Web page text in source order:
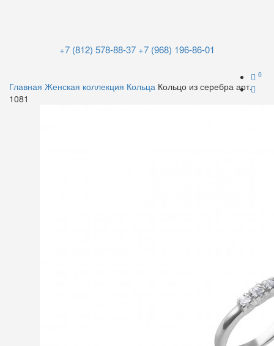
+7 (812) 578-88-37 +7 (968) 196-86-01
0
Главная Женская коллекция Кольца Кольцо из серебра арт.
1081